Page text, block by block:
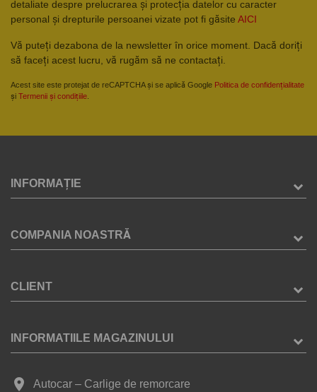
detaliate despre prelucrarea și protecția datelor cu caracter
personal și drepturile persoanei vizate pot fi găsite AICI
Vă puteți dezabona de la newsletter în orice moment. Dacă doriți
să faceți acest lucru, vă rugăm să ne contactați.
Acest site este protejat de reCAPTCHA și se aplică Google Politica de confidențialitate
și Termenii și condițiile
INFORMAȚIE
COMPANIA NOASTRĂ
CLIENT
INFORMATIILE MAGAZINULUI
place Autocar – Carlige de remorcare